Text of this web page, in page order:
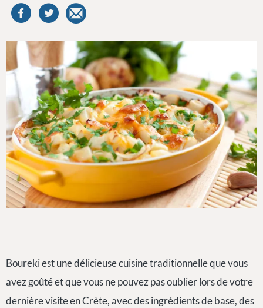
Boureki est une délicieuse cuisine traditionnelle que vous
avez goûté et que vous ne pouvez pas oublier lors de votre
dernière visite en Crète, avec des ingrédients de base, des